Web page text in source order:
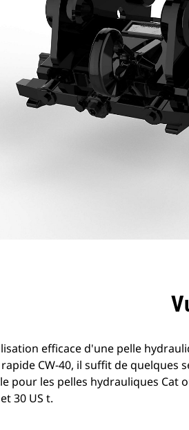
efficace d'une pelle
CW-40, il suffit de quelques
pour les pelles hydrauliques Cat
30 US t.